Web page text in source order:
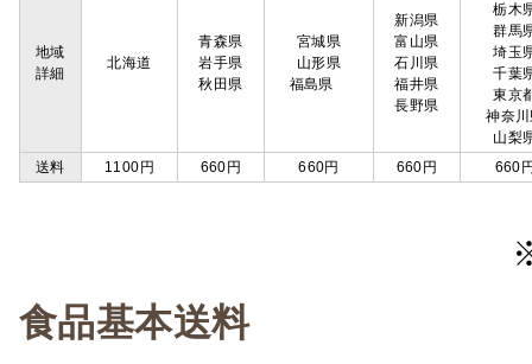
地域
詳細
北海道
青森県
岩手県
秋田県
宮城県
山形県
福島県
新潟県
富山県
石川県
福井県
長野県
栃木
群馬
埼玉
千葉
東京
神奈
山梨
送料
1100円 660円 660円 660円 660
食品基本送料